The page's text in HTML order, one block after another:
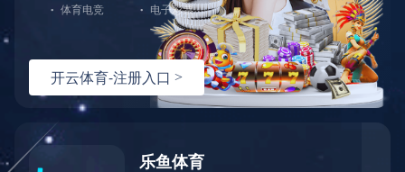
下一条资讯：上市文件 - [发售以供认购] 白色申请表格
热线：151-9017-0656